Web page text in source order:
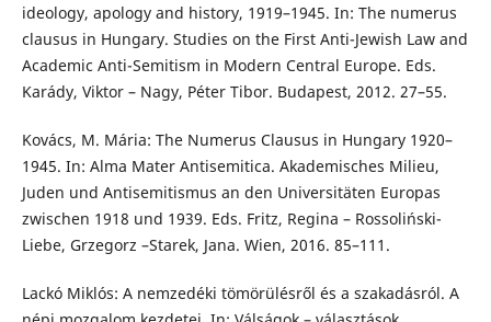
ideology, apology and history, 1919–1945. In: The numerus
clausus in Hungary. Studies on the First Anti-Jewish Law and
Academic Anti-Semitism in Modern Central Europe. Eds.
Karády, Viktor – Nagy, Péter Tibor. Budapest, 2012. 27–55.
Kovács, M. Mária: The Numerus Clausus in Hungary 1920–
1945. In: Alma Mater Antisemitica. Akademisches Milieu,
Juden und Antisemitismus an den Universitäten Europas
zwischen 1918 und 1939. Eds. Fritz, Regina – Rossoliński-
Liebe, Grzegorz –Starek, Jana. Wien, 2016. 85–111.
Lackó Miklós: A nemzedéki tömörülésről és a szakadásról. A